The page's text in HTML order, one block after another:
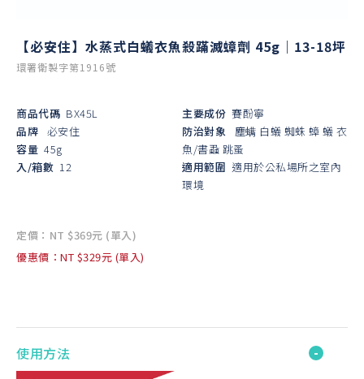
【必安住】水蒸式白蟻衣魚殺蹣滅蟑劑 45g｜13-18坪
環署衛製字第1916號
商品代碼 BX45L
品牌 必安住
容量 45g
入/箱數 12
主要成份 賽酚寧
防治對象
塵螨 白蟻 蜘蛛 蟑 蟻 衣
魚/書蝨 跳蚤
適用範圍 適用於公私場所之室內
環境
定價：NT $369元 (單入)
優惠價：NT $329元 (單入)
使用方法